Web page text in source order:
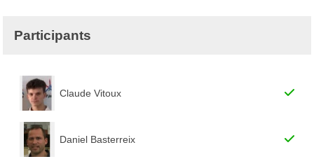
Participants
Claude Vitoux
Daniel Basterreix